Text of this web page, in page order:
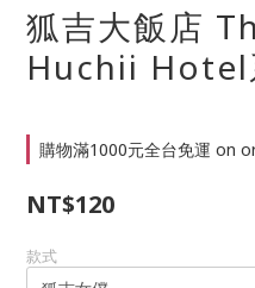
狐吉大飯店
Huchii Hotel
購物滿1000元全台免運 on
NT$120
款式